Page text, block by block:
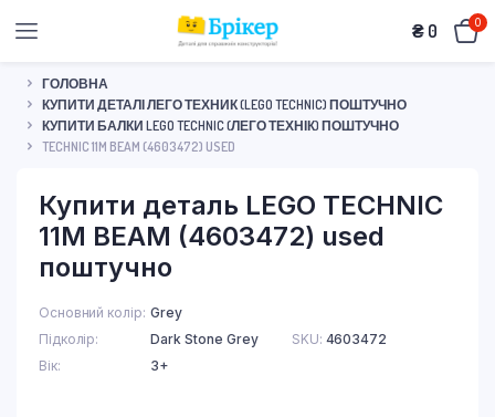
₴ 0 0
ГОЛОВНА
КУПИТИ ДЕТАЛІ ЛЕГО ТЕХНИК (LEGO TECHNIC) ПОШТУЧНО
КУПИТИ БАЛКИ LEGO TECHNIC (ЛЕГО ТЕХНІК) ПОШТУЧНО
TECHNIC 11M BEAM (4603472) USED
Купити деталь LEGO TECHNIC
11M BEAM (4603472) used
поштучно
Основний колір Grey
Підколір
Dark Stone Grey
Вік
3+
SKU: 4603472